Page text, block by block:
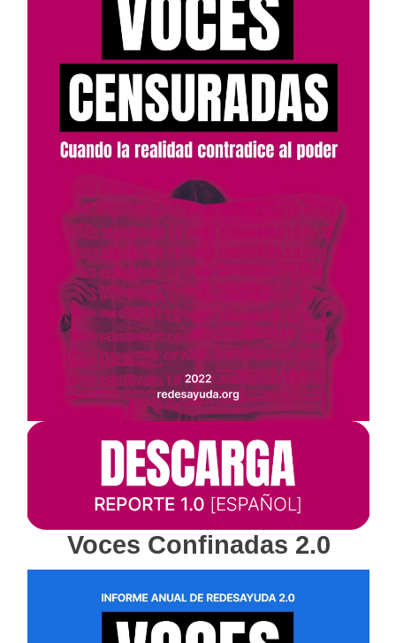
Voces Confinadas 2.0